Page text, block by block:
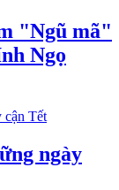
"Ngũ mã"
Ngọ
ngày